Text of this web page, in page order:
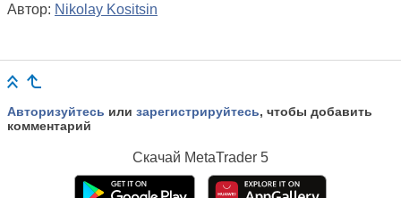
Автор: Nikolay Kositsin
Авторизуйтесь или зарегистрируйтесь, чтобы добавить
комментарий
Скачай MetaTrader 5